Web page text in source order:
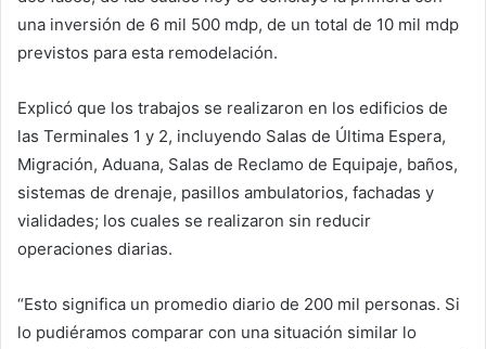
una inversión de 6 mil 500 mdp, de un total de 10 mil mdp
previstos para esta remodelación.
Explicó que los trabajos se realizaron en los edificios de
las Terminales 1 y 2, incluyendo Salas de Última Espera,
Migración, Aduana, Salas de Reclamo de Equipaje, baños,
sistemas de drenaje, pasillos ambulatorios, fachadas y
vialidades; los cuales se realizaron sin reducir
operaciones diarias.
“Esto significa un promedio diario de 200 mil personas. Si
lo pudiéramos comparar con una situación similar lo